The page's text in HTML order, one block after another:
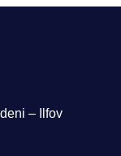
– Ilfov